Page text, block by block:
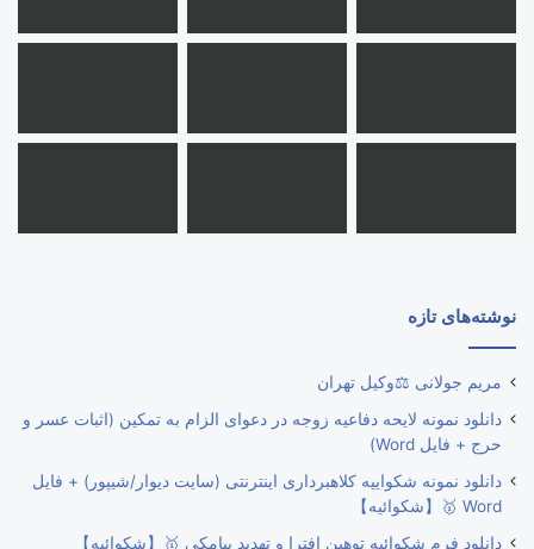
نوشته‌های تازه
مریم جولانی ⚖️وکیل تهران
دانلود نمونه لایحه دفاعیه زوجه در دعوای الزام به تمکین (اثبات عسر و
حرج + فایل Word)
دانلود نمونه شکواییه کلاهبرداری اینترنتی (سایت دیوار/شیپور) + فایل
Word 🥇【شکوائیه】
دانلود فرم شکوائیه توهین افترا و تهدید پیامکی 🥇【شکوائیه】